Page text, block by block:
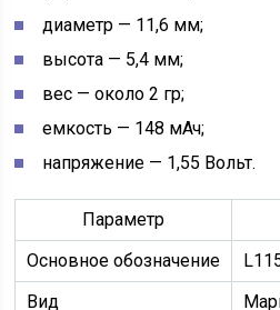
диаметр — 11,6 мм;
высота — 5,4 мм;
вес — около 2 гр;
емкость — 148 мАч;
напряжение — 1,55 Вольт.
Параметр
Основное обозначение
Вид